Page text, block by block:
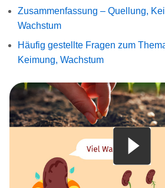
Zusammenfassung – Quellung,
Wachstum
Häufig gestellte Fragen zum
Keimung, Wachstum